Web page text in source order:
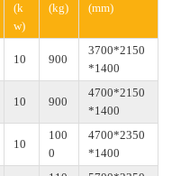
(k
w)
(kg)
(mm)
10 900
3700*2150
*1400
10 900
4700*2150
*1400
10
100
0
4700*2350
*1400